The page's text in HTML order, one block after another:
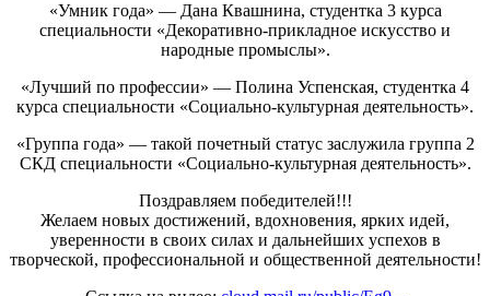
«Умник года» — Дана Квашнина, студентка 3 курса
специальности «Декоративно-прикладное искусство и
народные промыслы».
«Лучший по профессии» — Полина Успенская, студентка 4
курса специальности «Социально-культурная деятельность».
«Группа года» — такой почетный статус заслужила группа 2
СКД специальности «Социально-культурная деятельность».
Поздравляем победителей!!!
Желаем новых достижений, вдохновения, ярких идей,
уверенности в своих силах и дальнейших успехов в
творческой, профессиональной и общественной деятельности!